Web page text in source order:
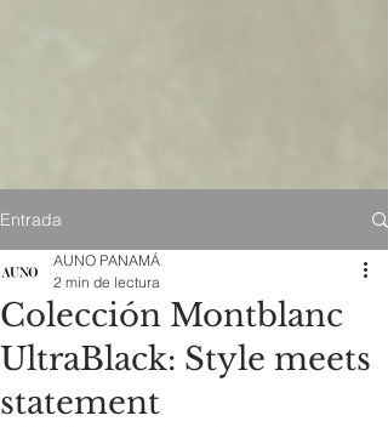
Entrada
Colección Montblanc
UltraBlack: Style meets
statement
AUNO PANAMÁ
2 min de lectura